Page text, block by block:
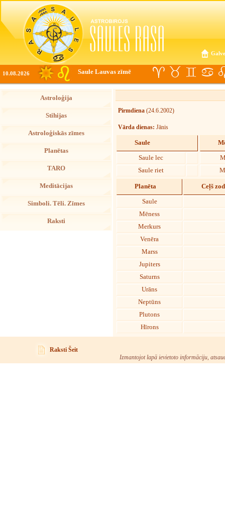
10.08.2026 Saule Lauvas zīmē
Astroloģija
Stihijas
Astroloģiskās zīmes
Planētas
TARO
Meditācijas
Simboli. Tēli. Zīmes
Raksti
Pirmdiena (24.6.2002)
Vārda dienas: Jānis
Saule
Saule lec
Saule riet
Planēta Ceļš
Saule
Mēness
Merkurs
Venēra
Marss
Jupiters
Saturns
Urāns
Neptūns
Plutons
Hīrons
Raksti Šeit
Izmantojot lapā ievietoto informāciju,